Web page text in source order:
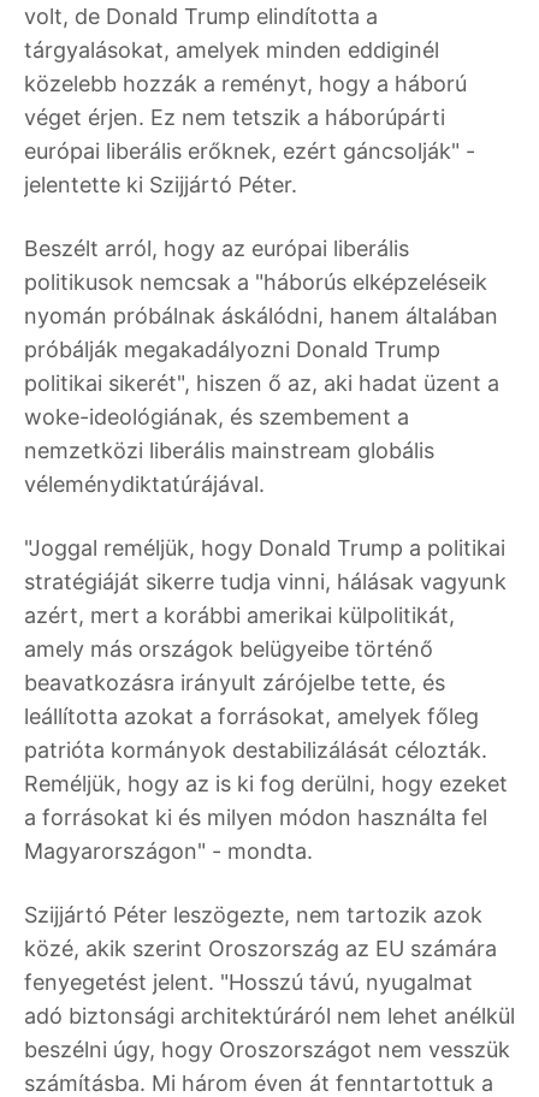
volt, de Donald Trump elindította a
tárgyalásokat, amelyek minden eddiginél
közelebb hozzák a reményt, hogy a háború
véget érjen. Ez nem tetszik a háborúpárti
európai liberális erőknek, ezért gáncsolják" -
jelentette ki Szijjártó Péter.
Beszélt arról, hogy az európai liberális
politikusok nemcsak a "háborús elképzeléseik
nyomán próbálnak áskálódni, hanem általában
próbálják megakadályozni Donald Trump
politikai sikerét", hiszen ő az, aki hadat üzent a
woke-ideológiának, és szembement a
nemzetközi liberális mainstream globális
véleménydiktatúrájával.
"Joggal reméljük, hogy Donald Trump a politikai
stratégiáját sikerre tudja vinni, hálásak vagyunk
azért, mert a korábbi amerikai külpolitikát,
amely más országok belügyeibe történő
beavatkozásra irányult zárójelbe tette, és
leállította azokat a forrásokat, amelyek főleg
patrióta kormányok destabilizálását célozták.
Reméljük, hogy az is ki fog derülni, hogy ezeket
a forrásokat ki és milyen módon használta fel
Magyarországon" - mondta.
Szijjártó Péter leszögezte, nem tartozik azok
közé, akik szerint Oroszország az EU számára
fenyegetést jelent. "Hosszú távú, nyugalmat
adó biztonsági architektúráról nem lehet anélkül
beszélni úgy, hogy Oroszországot nem vesszük
számításba. Mi három éven át fenntartottuk a